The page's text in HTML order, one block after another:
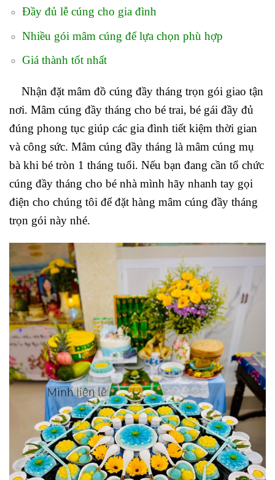
Đầy đủ lễ cúng cho gia đình
Nhiều gói mâm cúng để lựa chọn phù hợp
Giá thành tốt nhất
Nhận đặt mâm đồ cúng đầy tháng trọn gói giao tận
nơi. Mâm cúng đầy tháng cho bé trai, bé gái đầy đủ
đúng phong tục giúp các gia đình tiết kiệm thời gian
và công sức. Mâm cúng đầy tháng là mâm cúng mụ
bà khi bé tròn 1 tháng tuổi. Nếu bạn đang cần tổ chức
cúng đầy tháng cho bé nhà mình hãy nhanh tay gọi
điện cho chúng tôi để đặt hàng mâm cúng đầy tháng
trọn gói này nhé.